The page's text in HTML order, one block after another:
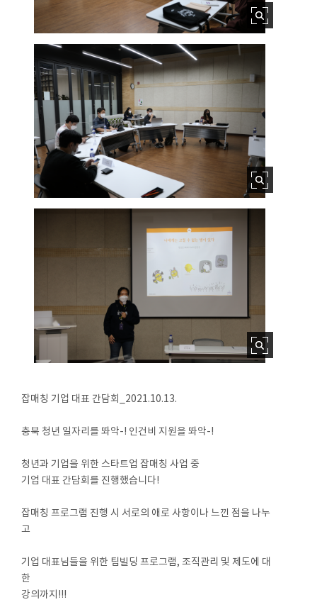
잡매칭 기업 대표 간담회_2021.10.13.
충북 청년 일자리를 똬악-! 인건비 지원을 똬악-!
청년과 기업을 위한 스타트업 잡매칭 사업 중
기업 대표 간담회를 진행했습니다!
잡매칭 프로그램 진행 시 서로의 애로 사항이나 느낀 점을 나누
고
기업 대표님들을 위한 팀빌딩 프로그램, 조직관리 및 제도에 대
한
강의까지!!!